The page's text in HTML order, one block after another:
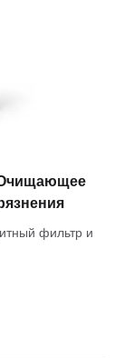
Очищающее
фильтр и